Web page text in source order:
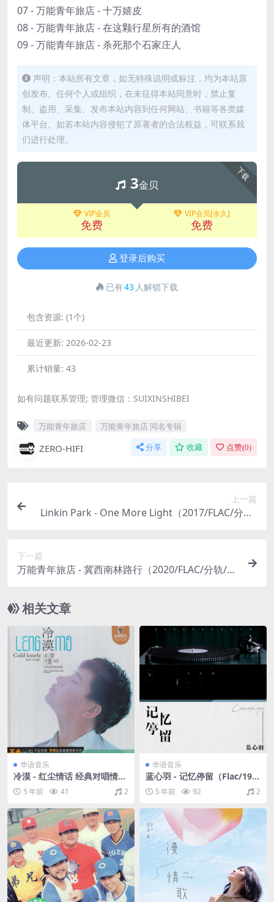
07 - 万能青年旅店 - 十万嬉皮
08 - 万能青年旅店 - 在这颗行星所有的酒馆
09 - 万能青年旅店 - 杀死那个石家庄人
声明：本站所有文章，如无特殊说明或标注，均为本站原
创发布。任何个人或组织，在未征得本站同意时，禁止复
制、盗用、采集、发布本站内容到任何网站、书籍等各类媒
体平台。如若本站内容侵犯了原著者的合法权益，可联系我
们进行处理。
下载
3金贝
VIP会员
免费
VIP会员[永久]
免费
登录后购买
已有43 人解锁下载
包含资源: (1个)
最近更新: 2026-02-23
累计销量: 43
如有问题联系管理; 管理微信：SUIXINSHIBEI
万能青年旅店 万能青年旅店 同名专辑
ZERO-HIFI 分享 收藏 点赞(0)
上一篇
Linkin Park - One More Light（2017/FLAC/分轨/
下一篇
万能青年旅店 - 冀西南林路行（2020/FLAC/分轨/54
相关文章
华语音乐
冷漠 - 红尘情话 经典对唱情歌
倾诉着真爱情缘冷漠 2013
（WAV+CUE/整轨/566M）
5 年前 41 2
华语音乐
蓝心羽 - 记忆停留（Flac/19
M）5 年前 92 2